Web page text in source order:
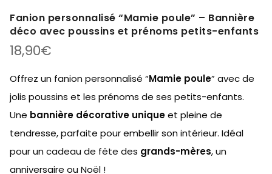
Fanion personnalisé “Mamie poule” – Bannière
déco avec poussins et prénoms petits-enfants
18,90€
Offrez un fanion personnalisé “Mamie poule” avec de
jolis poussins et les prénoms de ses petits-enfants.
Une bannière décorative uniqueet pleine de
tendresse, parfaite pour embellir son intérieur. Idéal
pour un cadeau de fête des grands-mères, un
anniversaire ou Noël !